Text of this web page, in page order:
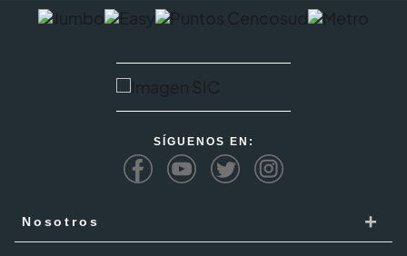
SÍGUENOS EN:
Nosotros +